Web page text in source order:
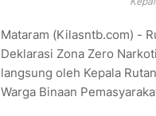
Mataram (Kilasntb.com) -
Deklarasi Zona Zero
langsung oleh Kepala
Warga Binaan